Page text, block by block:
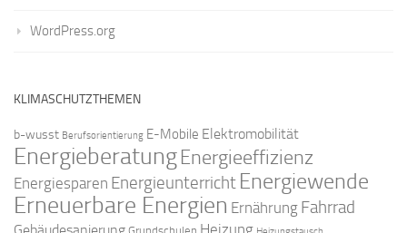
WordPress.org
KLIMASCHUTZTHEMEN
b-wusst Berufsorientierung E-Mobile Elektromobilität
EnergieberatungEnergieeffizienz
Energiesparen Energieunterricht Energiewende
Erneuerbare Energien Ernährung Fahrrad